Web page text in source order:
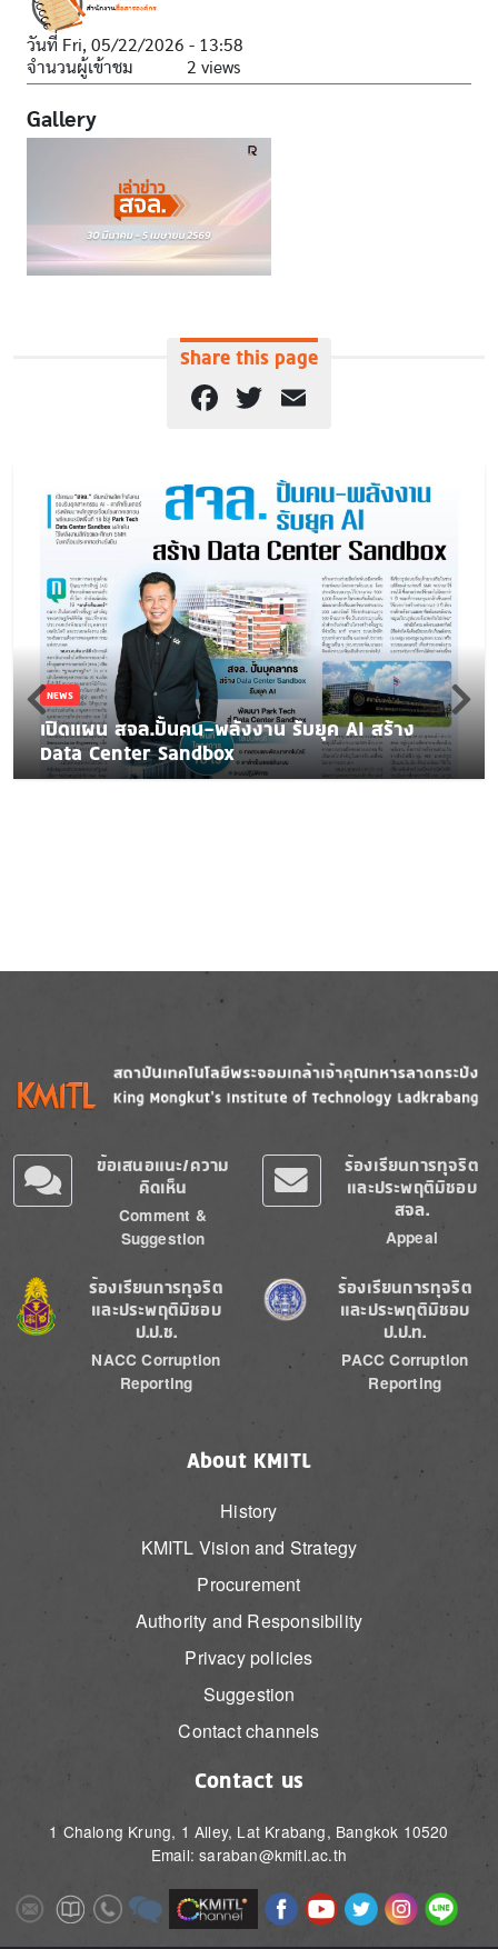
วันที่ Fri, 05/22/2026 - 13:58
จำนวนผู้เข้าชม
2 views
Gallery
Share this page
Facebook
Twitter
NEWS
เปิดแผน สจล.ปั้นคน-พลังงาน รับยุค AI สร้าง
Data Center Sandbox
Image
ข้อเสนอแนะ/ความ
คิดเห็น
Comment &
Suggestion
ร้องเรียนการทุจริต
และประพฤติมิชอบ
สจล.
Appeal
Image
ร้องเรียนการทุจริต
และประพฤติมิชอบ
ป.ป.ช.
NACC Corruption
Reporting
Image
ร้องเรียนการทุจริต
และประพฤติมิชอบ
ป.ป.ท.
PACC Corruption
Reporting
About KMITL
History
KMITL Vision and Strategy
Procurement
Authority and Responsibility
Privacy policies
Suggestion
Contact channels
Contact us
1 Chalong Krung, 1 Alley, Lat Krabang, Bangkok 10520
Email: saraban@kmitl.ac.th
ImageImageImageImage Image ImageImageImageImageImage